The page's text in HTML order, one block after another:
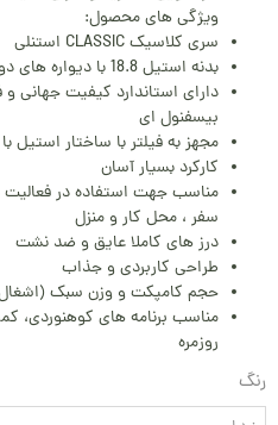
ویژگی های محصول:
سری کلاسیک CLASSIC استنلی
بدنه استیل 18.8 با دیواره های دوجداره
بیسفنول ای
مجهز به فیلتر با ساختار
کارکرد بسیار آسان
مناسب جهت استفاده در
سفر ، محل کار و منزل
درز های کاملا عایق و ضد نشت
طراحی کاربردی و جذاب
حجم کامپکت و وزن سبک
مناسب برنامه های کوهنوردی،
روزمره
رنگ